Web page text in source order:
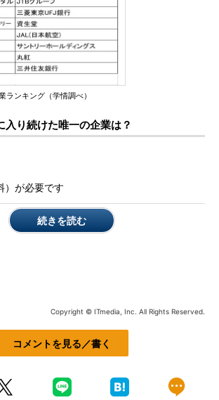
ンキング（学情調べ）
入り続けた唯一の企業は？
）が必要です
続きを読む
Copyright © ITmedia, Inc. All Rights Reserved.
コメントを見る／書く